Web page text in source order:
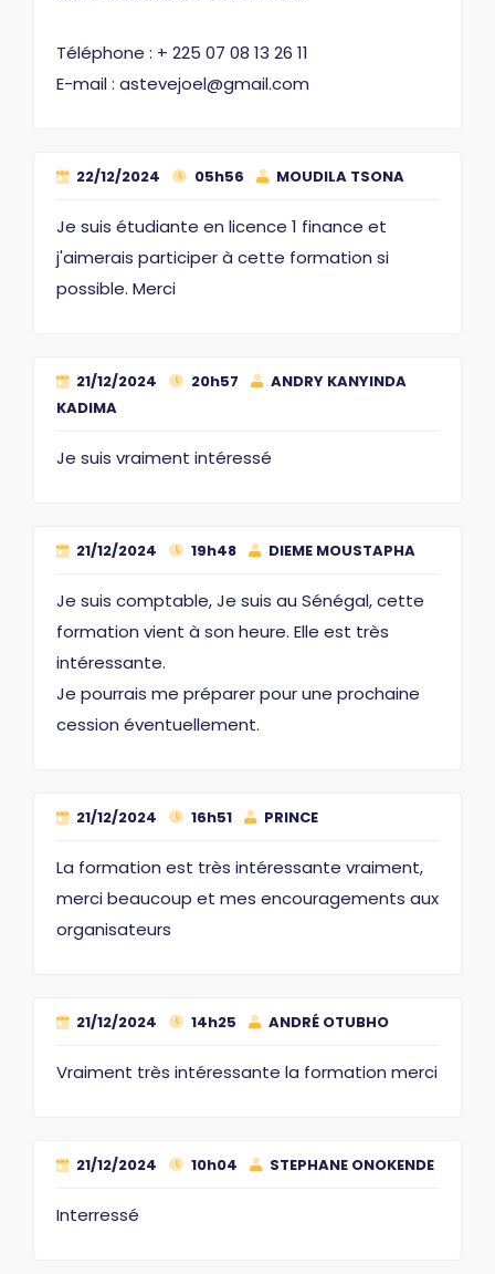
Téléphone : + 225 07 08 13 26 11
E-mail : astevejoel@gmail.com
22/12/2024 05h56 MOUDILA TSONA
Je suis étudiante en licence 1 finance et
j'aimerais participer à cette formation si
possible. Merci
21/12/2024 20h57
ANDRY KANYINDA
KADIMA
Je suis vraiment intéressé
21/12/2024 19h48 DIEME MOUSTAPHA
Je suis comptable, Je suis au Sénégal, cette
formation vient à son heure. Elle est très
intéressante.
Je pourrais me préparer pour une prochaine
cession éventuellement.
21/12/2024 16h51 PRINCE
La formation est très intéressante vraiment,
merci beaucoup et mes encouragements aux
organisateurs
21/12/2024 14h25 ANDRÉ OTUBHO
Vraiment très intéressante la formation merci
21/12/2024 10h04 STEPHANE ONOKENDE
Interressé